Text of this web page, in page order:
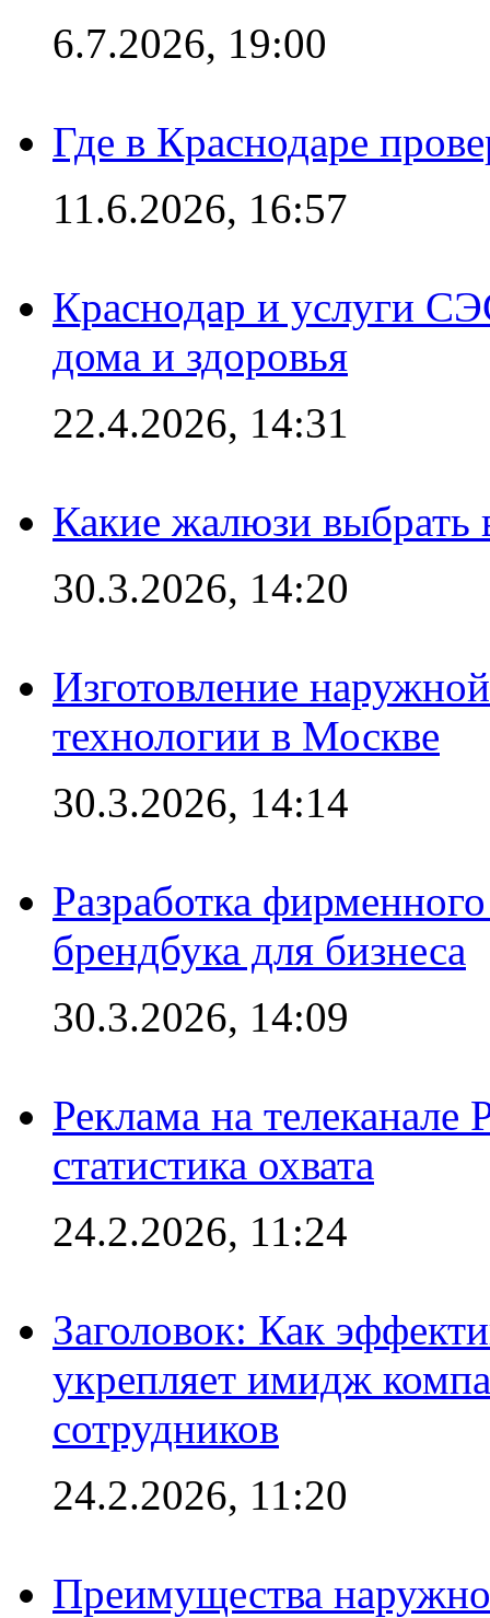
6.7.2026, 19:00
Где в Краснодаре
11.6.2026, 16:57
Краснодар и услуги
дома и здоровья
22.4.2026, 14:31
Какие жалюзи выбрать
30.3.2026, 14:20
Изготовление
технологии в Москве
30.3.2026, 14:14
Разработка
брендбука для бизнеса
30.3.2026, 14:09
Реклама на
статистика охвата
24.2.2026, 11:24
Заголовок: Как
укрепляет имидж
сотрудников
24.2.2026, 11:20
Преимущества